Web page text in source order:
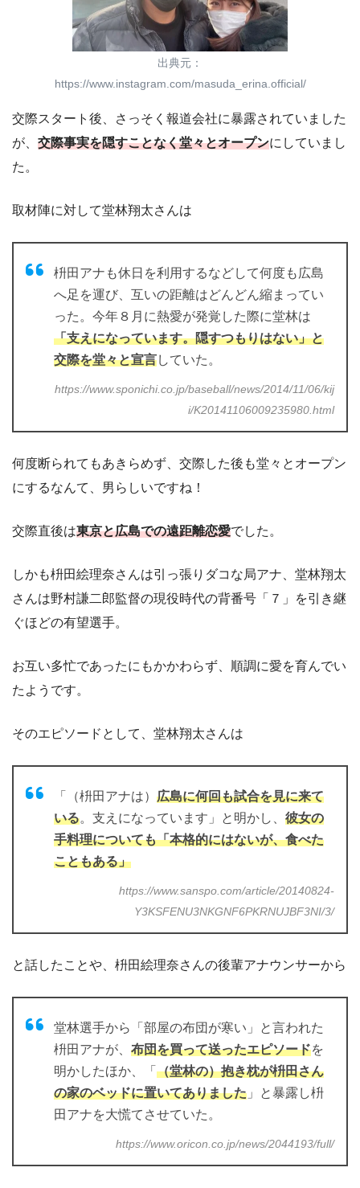
出典元：
https://www.instagram.com/masuda_erina.official/
交際スタート後、さっそく報道会社に暴露されていました
が、 交際事実を隠すことなく堂々とオープンにしていまし
た。
取材陣に対して堂林翔太さんは
枡田アナも休日を利用するなどして何度も広島
へ足を運び、互いの距離はどんどん縮まってい
った。今年８月に熱愛が発覚した際に堂林は
「支えになっています。隠すつもりはない」と
交際を堂々と宣言していた。
https://www.sponichi.co.jp/baseball/news/2014/11/06/kij
i/K20141106009235980.html
何度断られてもあきらめず、交際した後も堂々とオープン
にするなんて、男らしいですね！
交際直後は東京と広島での遠距離恋愛でした。
しかも枡田絵理奈さんは引っ張りダコな局アナ、堂林翔太
さんは野村謙二郎監督の現役時代の背番号「７」を引き継
ぐほどの有望選手。
お互い多忙であったにもかかわらず、順調に愛を育んでい
たようです。
そのエピソードとして、堂林翔太さんは
「（枡田アナは） 広島に何回も試合を見に来て
いる。支えになっています」と明かし、 彼女の
手料理についても「本格的にはないが、食べた
こともある」
https://www.sanspo.com/article/20140824-
Y3KSFENU3NKGNF6PKRNUJBF3NI/3/
と話したことや、枡田絵理奈さんの後輩アナウンサーから
堂林選手から「部屋の布団が寒い」と言われた
枡田アナが、 布団を買って送ったエピソードを
明かしたほか、「 （堂林の）抱き枕が枡田さん
の家のベッドに置いてありました 」と暴露し枡
田アナを大慌てさせていた。
https://www.oricon.co.jp/news/2044193/full/